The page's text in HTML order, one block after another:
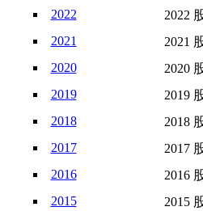
2022
2022
2021
2021
2020
2020
2019
2019
2018
2018
2017
2017
2016
2016
2015
2015